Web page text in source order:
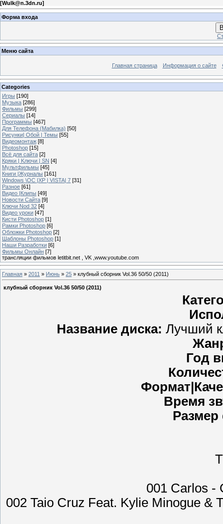
[Wulk@n.3dn.ru]
Форма входа
Меню сайта
Главная страница Информация о сайте
Categories
Игры [190]
Музыка [286]
Фильмы [299]
Сериалы [14]
Программы [467]
Для Телефона (Мабилка) [50]
Рисунки| Обой | Темы [55]
Видеомонтаж [8]
Photoshop [15]
Всё для сайта [2]
Кряки | Kлючи | SN [4]
Мультфильмы [45]
Книги |Журналы [161]
Windows \OC |XP | VISTA| 7 [31]
Разное [61]
Видео |Клипы [49]
Новости Сайта [9]
Ключи Nod 32 [4]
Видео уроки [47]
Кисти Photoshop [1]
Рамки Photoshop [6]
Обложки Photoshop [2]
Шаблоны Photoshop [1]
Наши Разработки [6]
Фильмы Онлайн [7]
трансляции фильмов letitbit.net , VK ,www.youtube.com
Главная » 2011 » Июнь » 25 » клубный сборник Vol.36 50/50 (2011)
клубный сборник Vol.36 50/50 (2011)
Название диска: Лучший
Год
Время
001 Carlos -
002 Taio Cruz Feat. Kylie Minogue &